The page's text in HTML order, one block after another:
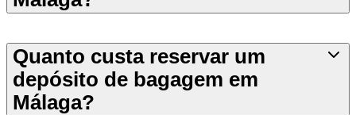
Quanto custa reservar um
depósito de bagagem em
Málaga?